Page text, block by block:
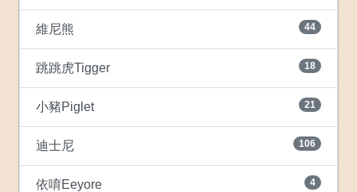
維尼熊 44
跳跳虎Tigger 18
小豬Piglet 21
迪士尼 106
依唷Eeyore 4